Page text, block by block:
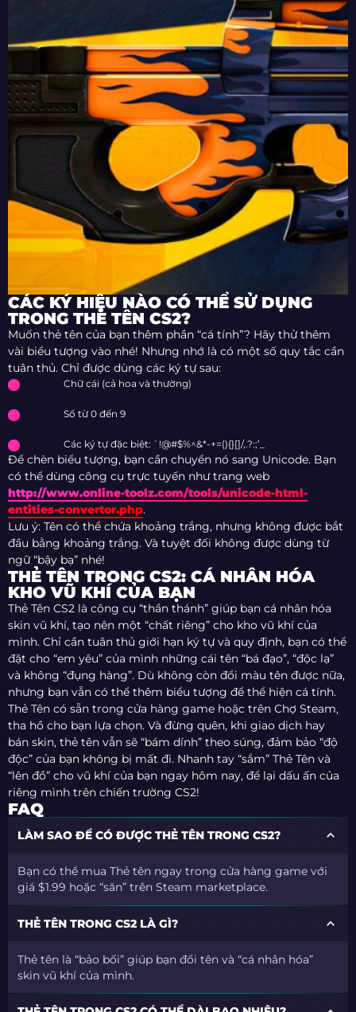
CÁC KÝ HIỆU NÀO CÓ THỂ SỬ DỤNG
TRONG THẺ TÊN CS2?
Muốn thẻ tên của bạn thêm phần “cá tính”? Hãy thử thêm
vài biểu tượng vào nhé! Nhưng nhớ là có một số quy tắc cần
tuân thủ. Chỉ được dùng các ký tự sau:
Chữ cái (cả hoa và thường)
Số từ 0 đến 9
Các ký tự đặc biệt: `!@#$%^&*-+=(){}[]/,.?:;’_
Để chèn biểu tượng, bạn cần chuyển nó sang Unicode. Bạn
có thể dùng công cụ trực tuyến như trang web
http://www.online-toolz.com/tools/unicode-html-
entities-convertor.php.
Lưu ý: Tên có thể chứa khoảng trắng, nhưng không được bắt
đầu bằng khoảng trắng. Và tuyệt đối không được dùng từ
ngữ “bậy bạ” nhé!
THẺ TÊN TRONG CS2: CÁ NHÂN HÓA
KHO VŨ KHÍ CỦA BẠN
Thẻ Tên CS2 là công cụ “thần thánh” giúp bạn cá nhân hóa
skin vũ khí, tạo nên một “chất riêng” cho kho vũ khí của
mình. Chỉ cần tuân thủ giới hạn ký tự và quy định, bạn có thể
đặt cho “em yêu” của mình những cái tên “bá đạo”, “độc lạ”
và không “đụng hàng”. Dù không còn đổi màu tên được nữa,
nhưng bạn vẫn có thể thêm biểu tượng để thể hiện cá tính.
Thẻ Tên có sẵn trong cửa hàng game hoặc trên Chợ Steam,
tha hồ cho bạn lựa chọn. Và đừng quên, khi giao dịch hay
bán skin, thẻ tên vẫn sẽ “bám dính” theo súng, đảm bảo “độ
độc” của bạn không bị mất đi. Nhanh tay “sắm” Thẻ Tên và
“lên đồ” cho vũ khí của bạn ngay hôm nay, để lại dấu ấn của
riêng mình trên chiến trường CS2!
FAQ
LÀM SAO ĐỂ CÓ ĐƯỢC THẺ TÊN TRONG CS2?
Bạn có thể mua Thẻ tên ngay trong cửa hàng game với
giá $1.99 hoặc “săn” trên Steam marketplace.
THẺ TÊN TRONG CS2 LÀ GÌ?
Thẻ tên là “bảo bối” giúp bạn đổi tên và “cá nhân hóa”
skin vũ khí của mình.